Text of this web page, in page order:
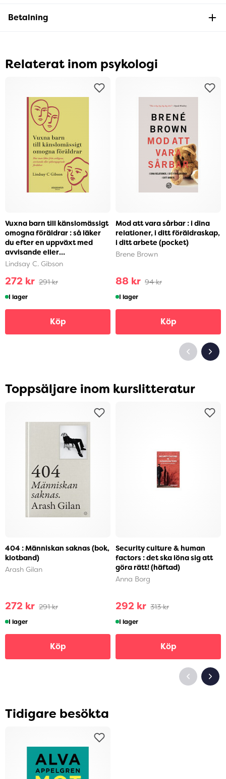
Betalning
Relaterat inom psykologi
Vuxna barn till känslomässigt
omogna föräldrar : så läker
du efter en uppväxt med
avvisande eller
självupptagna föräldra...
Lindsay C. Gibson
272 kr 291 kr
I lager
Köp
Mod att vara sårbar : i dina
relationer, i ditt föräldraskap,
i ditt arbete (pocket)
Brene Brown
88 kr 94 kr
I lager
Köp
Toppsäljare inom kurslitteratur
404 : Människan saknas (bok,
klotband)
Arash Gilan
272 kr 291 kr
I lager
Köp
Security culture & human
factors : det ska löna sig att
göra rätt! (häftad)
Anna Borg
292 kr 313 kr
I lager
Köp
Tidigare besökta